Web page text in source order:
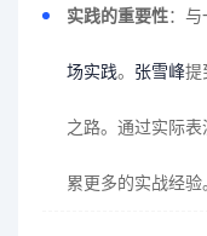
实践的重要性：
场实践。 张雪峰提
之路。通过实际
累更多的实战经验